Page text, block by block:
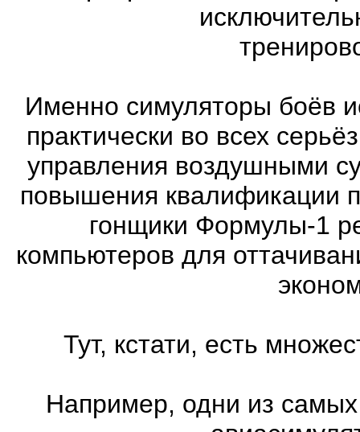
Именно симуляторы боёв
практически во всех
управления воздушными
повышения квалификации
гонщики Формулы-1
компьютеров для
Тут, кстати, есть
Например, одни из